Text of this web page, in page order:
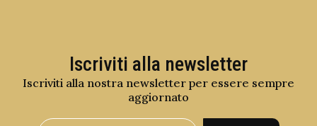
Iscriviti alla newsletter
Iscriviti alla nostra newsletter per essere sempre
aggiornato